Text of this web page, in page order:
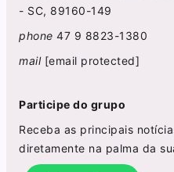
- SC, 89160-149
phone 47 9 8823-1380
mail [email protected]
Participe do grupo
Receba as principais
diretamente na palma da